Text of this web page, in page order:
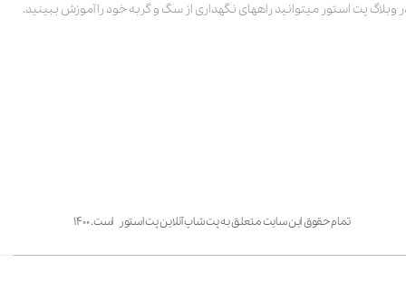
وبلاگ پت استور میتوانید راههای نگهداری از سگ و گربه خود را آموزش ببینید.
تمام حقوق این سایت متعلق به پت شاپ آنلاین پت استور است. ۱۴۰۰